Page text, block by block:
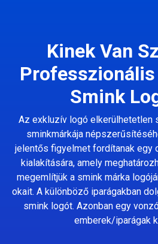
Kinek Van
Professzionális
Smink
Az exkluzív logó elkerülhetetlen
sminkmárkája
jelentős figyelmet fordítanak egy
kialakítására, amely
megemlítjük a smink márka
okait. A különböző iparágakban
smink logót. Azonban egy
emberek/iparágak